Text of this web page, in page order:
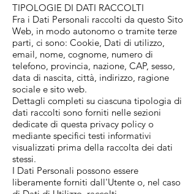
TIPOLOGIE DI DATI RACCOLTI
Fra i Dati Personali raccolti da questo Sito
Web, in modo autonomo o tramite terze
parti, ci sono: Cookie, Dati di utilizzo,
email, nome, cognome, numero di
telefono, provincia, nazione, CAP, sesso,
data di nascita, città, indirizzo, ragione
sociale e sito web.
Dettagli completi su ciascuna tipologia di
dati raccolti sono forniti nelle sezioni
dedicate di questa privacy policy o
mediante specifici testi informativi
visualizzati prima della raccolta dei dati
stessi.
I Dati Personali possono essere
liberamente forniti dall'Utente o, nel caso